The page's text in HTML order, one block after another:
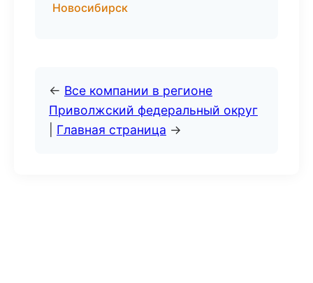
Новосибирск
← Все компании в регионе
Приволжский федеральный округ
Главная страница →